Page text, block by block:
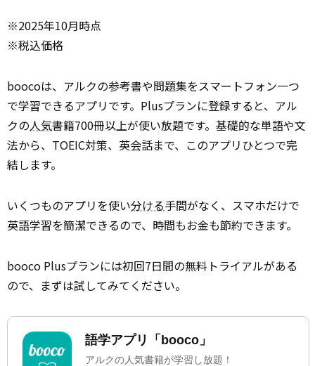
※2025年10月時点
※税込価格
boocoは、アルクの参考書や問題集をスマートフォン一つ
で学習できるアプリです。Plusプランに登録すると、アル
クの人気書籍700冊以上が使い放題です。基礎的な単語や文
法から、TOEIC対策、英会話まで、このアプリひとつで完
結します。
いくつものアプリを使い分ける手間がなく、スマホだけで
英語学習を簡潔できるので、時間もお金も節約できます。
booco Plusプランには初回7日間の無料トライアルがある
ので、まずは試してみてください。